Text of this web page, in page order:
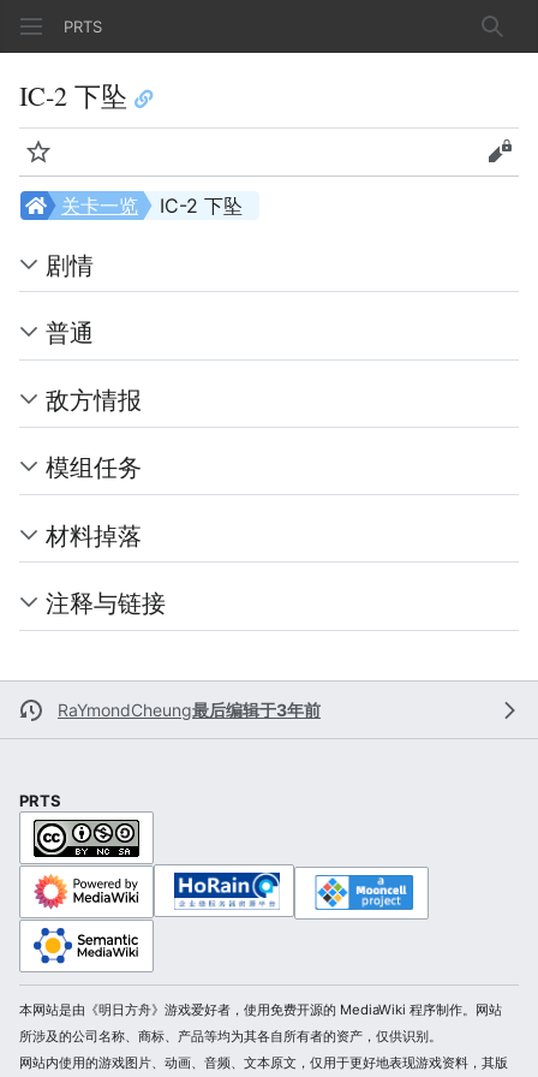
PRTS 搜索
IC-2 下坠
监视 查看
IC-2 下坠
关卡一览
剧情
普通
敌方情报
模组任务
材料掉落
注释与链接
RaYmondCheung最后编辑于3年前
PRTS
本网站是由《明日方舟》游戏爱好者，使用免费开源的 MediaWiki 程序制作。网站
所涉及的公司名称、商标、产品等均为其各自所有者的资产，仅供识别。
网站内使用的游戏图片、动画、音频、文本原文，仅用于更好地表现游戏资料，其版